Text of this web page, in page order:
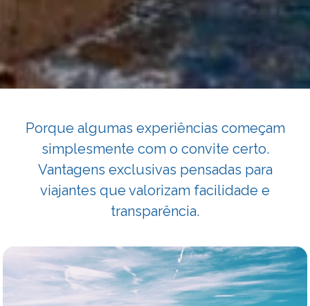
Porque algumas experiências começam
simplesmente com o convite certo.
Vantagens exclusivas pensadas para
viajantes que valorizam facilidade e
transparência.